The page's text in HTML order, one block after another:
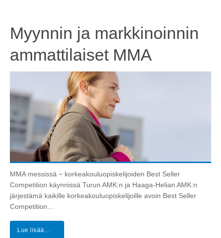
Myynnin ja markkinoinnin
ammattilaiset MMA
MMA messissä − korkeakouluopiskelijoiden Best Seller
Competition käynnissä Turun AMK:n ja Haaga-Helian AMK:n
järjestämä kaikille korkeakouluopiskelijoille avoin Best Seller
Competition…
Lue lisää…